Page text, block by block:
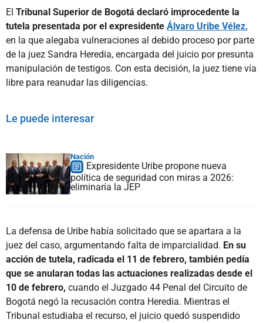
El Tribunal Superior de Bogotá declaró improcedente la
tutela presentada por el expresidente Álvaro Uribe Vélez,
en la que alegaba vulneraciones al debido proceso por parte
de la juez Sandra Heredia, encargada del juicio por presunta
manipulación de testigos. Con esta decisión, la juez tiene vía
libre para reanudar las diligencias.
Le puede interesar
Nación
Expresidente Uribe propone nueva
política de seguridad con miras a 2026:
eliminaría la JEP
La defensa de Uribe había solicitado que se apartara a la
juez del caso, argumentando falta de imparcialidad. En su
acción de tutela, radicada el 11 de febrero, también pedía
que se anularan todas las actuaciones realizadas desde el
10 de febrero, cuando el Juzgado 44 Penal del Circuito de
Bogotá negó la recusación contra Heredia. Mientras el
Tribunal estudiaba el recurso, el juicio quedó suspendido